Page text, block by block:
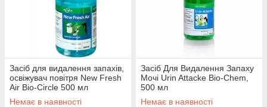
Засіб для видалення запахів,
освіжувач повітря New Fresh
Air Bio-Circle 500 мл
Немає в наявності
Засіб Для Видалення Запаху
Мочі Urin Attacke Bio-Chem,
500 мл
Немає в наявності